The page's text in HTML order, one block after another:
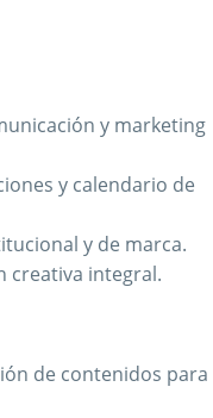
y marketing
y calendario de
y de marca.
creativa integral.
de contenidos para